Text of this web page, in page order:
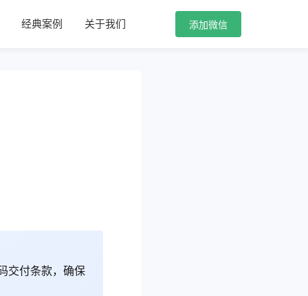
经典案例 关于我们 添加微信
交付条款，确保